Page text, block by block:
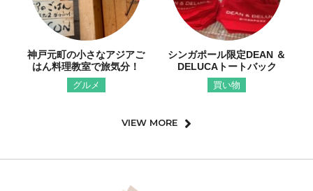
神戸元町の小さなアジアご
はん料理教室で旅気分！
グルメ
シンガポール限定DEAN ＆
DELUCAトートバック
買い物
VIEW MORE